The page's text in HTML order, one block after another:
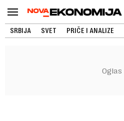
SRBIJA SVET PRIČE I ANALIZE